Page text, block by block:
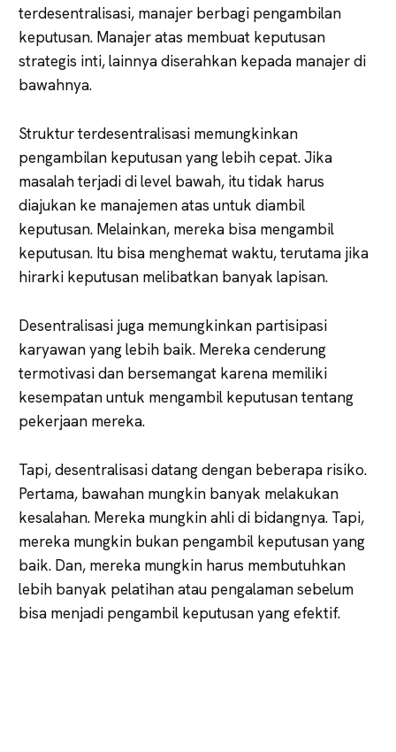
terdesentralisasi, manajer berbagi pengambilan
keputusan. Manajer atas membuat keputusan
strategis inti, lainnya diserahkan kepada manajer di
bawahnya.
Struktur terdesentralisasi memungkinkan
pengambilan keputusan yang lebih cepat. Jika
masalah terjadi di level bawah, itu tidak harus
diajukan ke manajemen atas untuk diambil
keputusan. Melainkan, mereka bisa mengambil
keputusan. Itu bisa menghemat waktu, terutama jika
hirarki keputusan melibatkan banyak lapisan.
Desentralisasi juga memungkinkan partisipasi
karyawan yang lebih baik. Mereka cenderung
termotivasi dan bersemangat karena memiliki
kesempatan untuk mengambil keputusan tentang
pekerjaan mereka.
Tapi, desentralisasi datang dengan beberapa risiko.
Pertama, bawahan mungkin banyak melakukan
kesalahan. Mereka mungkin ahli di bidangnya. Tapi,
mereka mungkin bukan pengambil keputusan yang
baik. Dan, mereka mungkin harus membutuhkan
lebih banyak pelatihan atau pengalaman sebelum
bisa menjadi pengambil keputusan yang efektif.